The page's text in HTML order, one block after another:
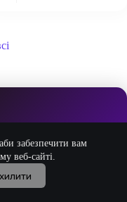
забезпечити вам
веб-сайті.